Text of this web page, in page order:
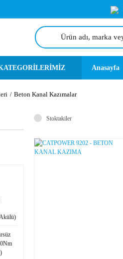
Anasayfa
Beton Kanal Kazımalar
Stoktakiler